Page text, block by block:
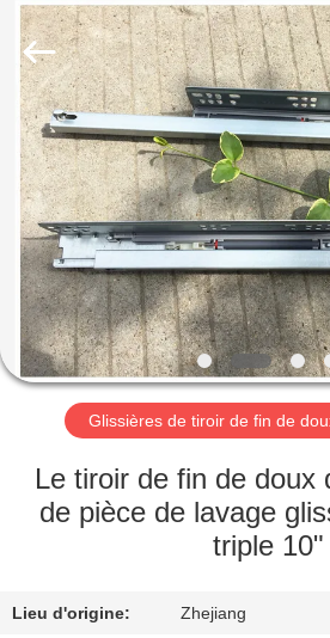
MAISON
PRODUITS
VIDÉOS
AU
SUJET
NOUS
2026
PingHu
HongFengDa
Hardware
Factory.
Rights
Reserved.
Glissières de tiroir de fin de
Le tiroir de fin de doux
de pièce de lavage
triple 10"
Lieu d'origine: Zhejiang